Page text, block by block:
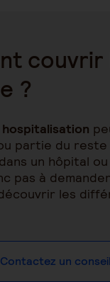
?
partie du reste
un hôpital ou
pas à
les
Contactez un